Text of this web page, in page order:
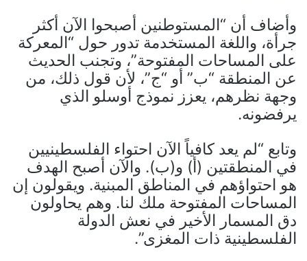
وأضاف أن “المستوطنين أصبحوا الآن أكثر
جرأة، واللغة المستخدمة تدور حول “المعركة
على المساحات المفتوحة”، وتجنب الحديث
عن المنطقة “ب” أو “ج”، لأن قول ذلك، من
وجهة نظرهم، يعزز نموذج أوسلو الذي
يرفضونه.
وتابع “لم يعد كافياً الآن احتواء الفلسطينيين
في المنطقتين (أ) و(ب). والآن أصبح الهدف
هو احتواؤهم في المناطق المبنية. ويقولون إن
المساحات المفتوحة ملك لنا. وهم يحاولون
دق المسمار الأخير في نعش الدولة
الفلسطينية ذات المغزى”.